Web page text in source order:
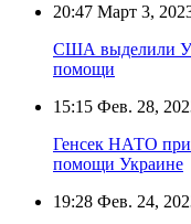
20:47 Март 3,
США выделили
помощи
15:15 Фев. 28,
Генсек НАТО
помощи Украине
19:28 Фев. 24,